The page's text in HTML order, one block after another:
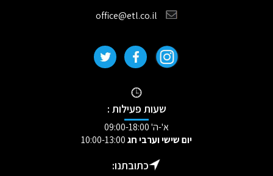
office@etl.co.il
שעות פעילות :
א'-ה' 09:00-18:00
יום שישי וערבי חג
כתובתנו: